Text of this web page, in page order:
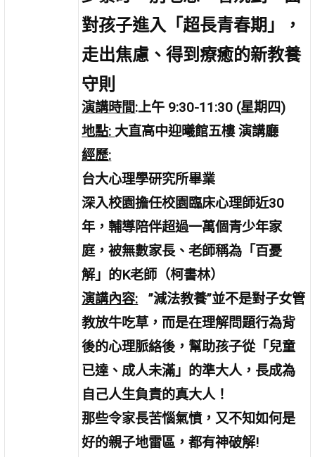
對孩子進入「超長青春期」，
走出焦慮、得到療癒的新教養
守則
演講時間:上午 9:30-11:30 (星期四)
地點:大直高中迎曦館五樓 演講廳
經歷:
台大心理學研究所畢業
深入校園擔任校園臨床心理師近30
年，輔導陪伴超過一萬個青少年家
庭，被無數家長、老師稱為「百憂
解」的K老師（柯書林）
演講內容:
”減法教養”並不是對子女管
教放牛吃草，而是在理解問題行為背
後的心理脈絡後，幫助孩子從「兒童
已達、成人未滿」的準大人，長成為
自己人生負責的真大人！
那些令家長苦惱氣憤，又不知如何是
好的親子地雷區，都有神破解!